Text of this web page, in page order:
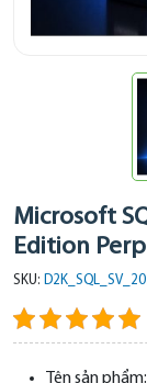
Microsoft
Edition
SKU:
Tên sản